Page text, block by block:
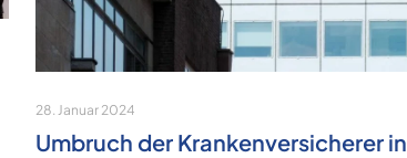
28. Januar 2024
Umbruch der Krankenversicherer in